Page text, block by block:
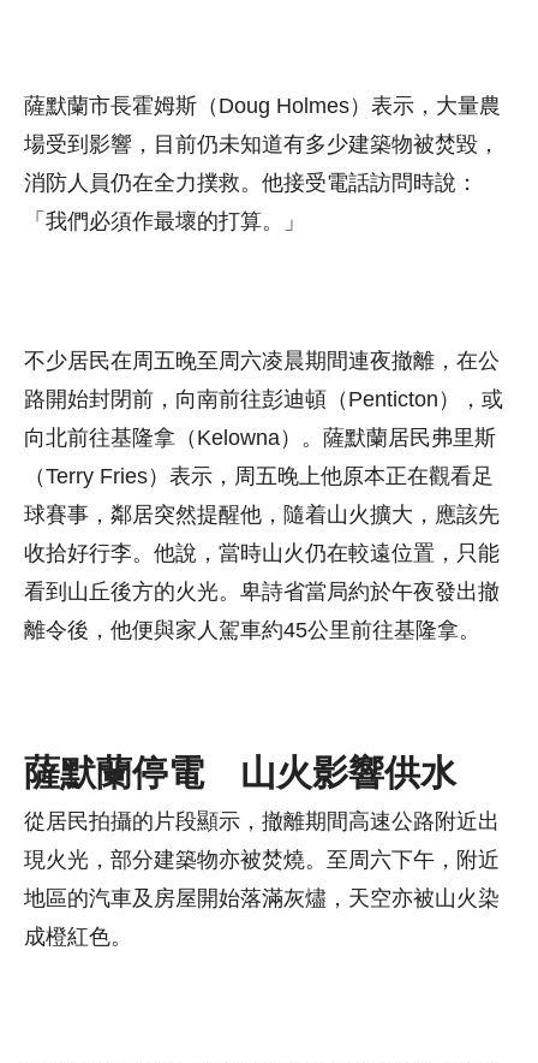
薩默蘭市長霍姆斯（Doug Holmes）表示，大量農
場受到影響，目前仍未知道有多少建築物被焚毀，
消防人員仍在全力撲救。他接受電話訪問時說：
「我們必須作最壞的打算。」
不少居民在周五晚至周六凌晨期間連夜撤離，在公
路開始封閉前，向南前往彭迪頓（Penticton），或
向北前往基隆拿（Kelowna）。薩默蘭居民弗里斯
（Terry Fries）表示，周五晚上他原本正在觀看足
球賽事，鄰居突然提醒他，隨着山火擴大，應該先
收拾好行李。他說，當時山火仍在較遠位置，只能
看到山丘後方的火光。卑詩省當局約於午夜發出撤
離令後，他便與家人駕車約45公里前往基隆拿。
薩默蘭停電 山火影響供水
從居民拍攝的片段顯示，撤離期間高速公路附近出
現火光，部分建築物亦被焚燒。至周六下午，附近
地區的汽車及房屋開始落滿灰燼，天空亦被山火染
成橙紅色。